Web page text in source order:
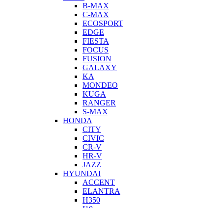
B-MAX
C-MAX
ECOSPORT
EDGE
FIESTA
FOCUS
FUSION
GALAXY
KA
MONDEO
KUGA
RANGER
S-MAX
HONDA
CITY
CIVIC
CR-V
HR-V
JAZZ
HYUNDAI
ACCENT
ELANTRA
H350